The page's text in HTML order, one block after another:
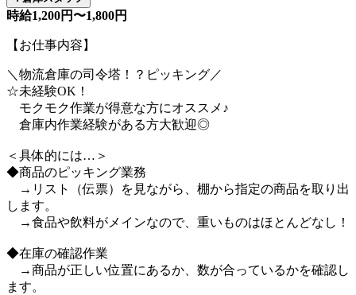
時給1,200円〜1,800円
【お仕事内容】
＼物流倉庫の司令塔！？ピッキング／
☆未経験OK！
モクモク作業が得意な方にオススメ♪
倉庫内作業経験がある方大歓迎◎
＜具体的には…＞
◆商品のピッキング業務
→リスト（伝票）を見ながら、棚から指定の商品を取り出
します。
→食品や飲料がメインなので、重いものはほとんどなし！
◆在庫の確認作業
→商品が正しい位置にあるか、数が合っているかを確認し
ます。